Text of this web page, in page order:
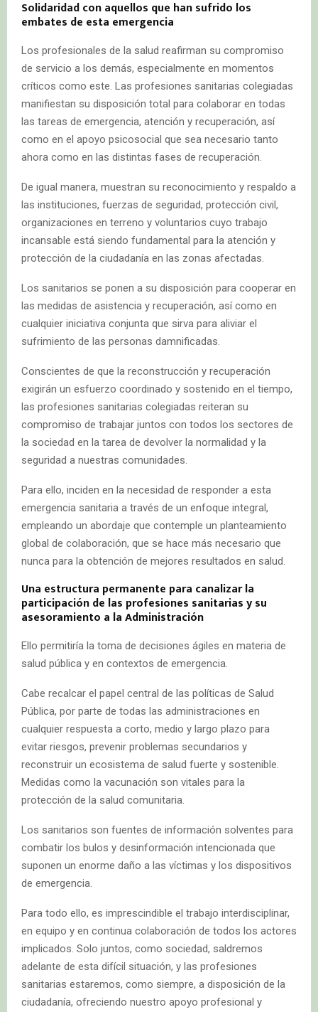
Solidaridad con aquellos que han sufrido los
embates de esta emergencia
Los profesionales de la salud reafirman su compromiso
de servicio a los demás, especialmente en momentos
críticos como este. Las profesiones sanitarias colegiadas
manifiestan su disposición total para colaborar en todas
las tareas de emergencia, atención y recuperación, así
como en el apoyo psicosocial que sea necesario tanto
ahora como en las distintas fases de recuperación.
De igual manera, muestran su reconocimiento y respaldo a
las instituciones, fuerzas de seguridad, protección civil,
organizaciones en terreno y voluntarios cuyo trabajo
incansable está siendo fundamental para la atención y
protección de la ciudadanía en las zonas afectadas.
Los sanitarios se ponen a su disposición para cooperar en
las medidas de asistencia y recuperación, así como en
cualquier iniciativa conjunta que sirva para aliviar el
sufrimiento de las personas damnificadas.
Conscientes de que la reconstrucción y recuperación
exigirán un esfuerzo coordinado y sostenido en el tiempo,
las profesiones sanitarias colegiadas reiteran su
compromiso de trabajar juntos con todos los sectores de
la sociedad en la tarea de devolver la normalidad y la
seguridad a nuestras comunidades.
Para ello, inciden en la necesidad de responder a esta
emergencia sanitaria a través de un enfoque integral,
empleando un abordaje que contemple un planteamiento
global de colaboración, que se hace más necesario que
nunca para la obtención de mejores resultados en salud.
Una estructura permanente para canalizar la
participación de las profesiones sanitarias y su
asesoramiento a la Administración
Ello permitiría la toma de decisiones ágiles en materia de
salud pública y en contextos de emergencia.
Cabe recalcar el papel central de las políticas de Salud
Pública, por parte de todas las administraciones en
cualquier respuesta a corto, medio y largo plazo para
evitar riesgos, prevenir problemas secundarios y
reconstruir un ecosistema de salud fuerte y sostenible.
Medidas como la vacunación son vitales para la
protección de la salud comunitaria.
Los sanitarios son fuentes de información solventes para
combatir los bulos y desinformación intencionada que
suponen un enorme daño a las víctimas y los dispositivos
de emergencia.
Para todo ello, es imprescindible el trabajo interdisciplinar,
en equipo y en continua colaboración de todos los actores
implicados. Solo juntos, como sociedad, saldremos
adelante de esta difícil situación, y las profesiones
sanitarias estaremos, como siempre, a disposición de la
ciudadanía, ofreciendo nuestro apoyo profesional y